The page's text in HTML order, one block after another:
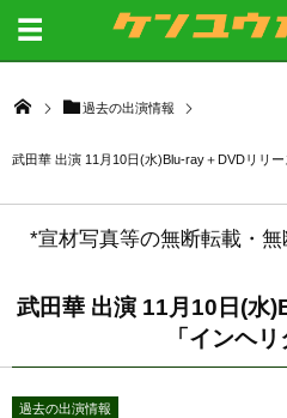
過去の出演情報
武田華 出演 11月10日(水)Blu-ray＋DVDリリー
*宣材写真等の無断転載・無
武田華 出演 11月10日(水
「インヘリ
過去の出演情報